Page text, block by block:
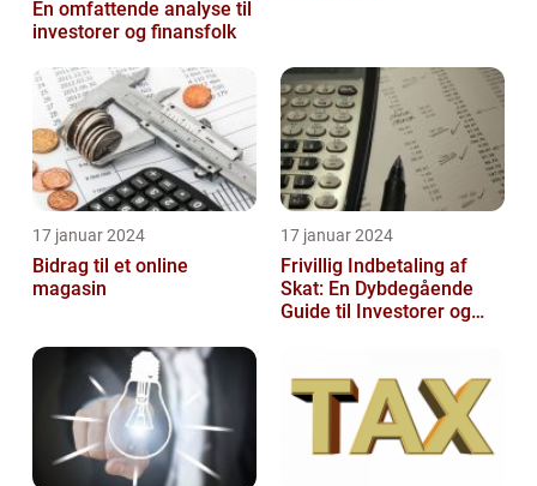
En omfattende analyse til
investorer og finansfolk
17 januar 2024
Bidrag til et online
magasin
17 januar 2024
Frivillig Indbetaling af
Skat: En Dybdegående
Guide til Investorer og